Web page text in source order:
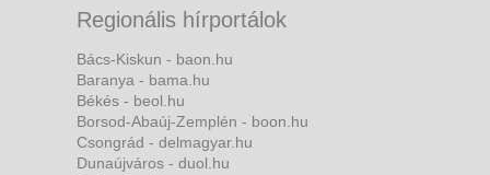
Regionális hírportálok
Bács-Kiskun - baon.hu
Baranya - bama.hu
Békés - beol.hu
Borsod-Abaúj-Zemplén - boon.hu
Csongrád - delmagyar.hu
Dunaújváros - duol.hu